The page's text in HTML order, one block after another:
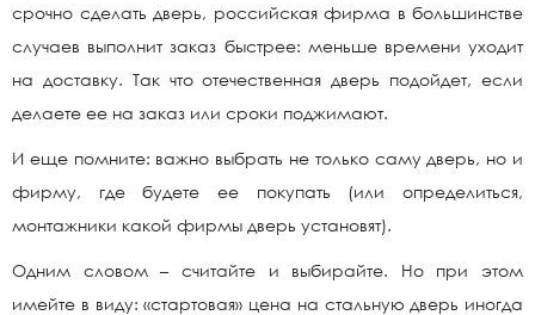
срочно сделать дверь, российская фирма в большинстве
случаев выполнит заказ быстрее: меньше времени уходит
на доставку. Так что отечественная дверь подойдет, если
делаете ее на заказ или сроки поджимают.
И еще помните: важно выбрать не только саму дверь, но и
фирму, где будете ее покупать (или определиться,
монтажники какой фирмы дверь установят).
Одним словом – считайте и выбирайте. Но при этом
имейте в виду: «стартовая» цена на стальную дверь иногда